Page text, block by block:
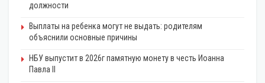
должности
Выплаты на ребенка могут не выдать: родителям
объяснили основные причины
НБУ выпустит в 2026г памятную монету в честь Иоанна
Павла II